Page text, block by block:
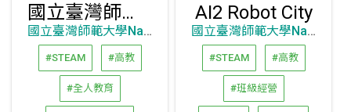
國立臺灣師範大學
國立臺灣師範大學National Taiwan Normal University
#STEAM #高教
#全人教育
AI2 Robot City
國立臺灣師範大學National Taiwan Normal University
#STEAM #高教
#班級經營